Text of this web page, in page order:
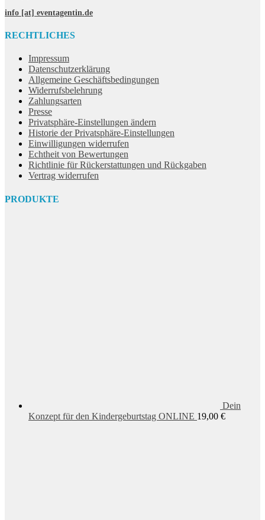
info [at] eventagentin.de
RECHTLICHES
Impressum
Datenschutzerklärung
Allgemeine Geschäftsbedingungen
Widerrufsbelehrung
Zahlungsarten
Presse
Privatsphäre-Einstellungen ändern
Historie der Privatsphäre-Einstellungen
Einwilligungen widerrufen
Echtheit von Bewertungen
Richtlinie für Rückerstattungen und Rückgaben
Vertrag widerrufen
PRODUKTE
Dein
Konzept für den Kindergeburtstag ONLINE 19,00 €